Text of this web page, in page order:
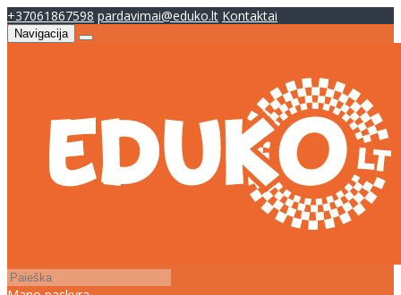
+37061867598 pardavimai@eduko.lt Kontaktai
Navigacija